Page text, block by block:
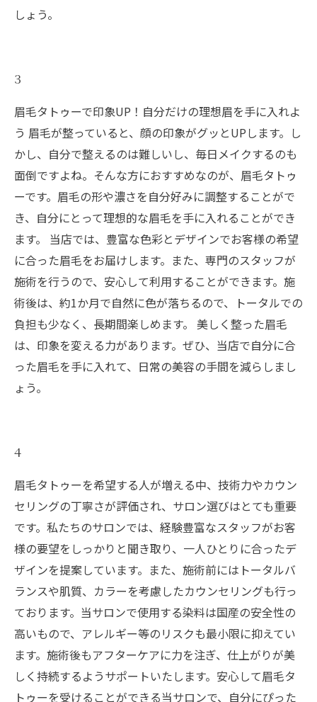
しょう。
3
眉毛タトゥーで印象UP！自分だけの理想眉を手に入れよ
う 眉毛が整っていると、顔の印象がグッとUPします。し
かし、自分で整えるのは難しいし、毎日メイクするのも
面倒ですよね。そんな方におすすめなのが、眉毛タトゥ
ーです。眉毛の形や濃さを自分好みに調整することがで
き、自分にとって理想的な眉毛を手に入れることができ
ます。 当店では、豊富な色彩とデザインでお客様の希望
に合った眉毛をお届けします。また、専門のスタッフが
施術を行うので、安心して利用することができます。施
術後は、約1か月で自然に色が落ちるので、トータルでの
負担も少なく、長期間楽しめます。 美しく整った眉毛
は、印象を変える力があります。ぜひ、当店で自分に合
った眉毛を手に入れて、日常の美容の手間を減らしまし
ょう。
4
眉毛タトゥーを希望する人が増える中、技術力やカウン
セリングの丁寧さが評価され、サロン選びはとても重要
です。私たちのサロンでは、経験豊富なスタッフがお客
様の要望をしっかりと聞き取り、一人ひとりに合ったデ
ザインを提案しています。また、施術前にはトータルバ
ランスや肌質、カラーを考慮したカウンセリングも行っ
ております。当サロンで使用する染料は国産の安全性の
高いもので、アレルギー等のリスクも最小限に抑えてい
ます。施術後もアフターケアに力を注ぎ、仕上がりが美
しく持続するようサポートいたします。安心して眉毛タ
トゥーを受けることができる当サロンで、自分にぴった